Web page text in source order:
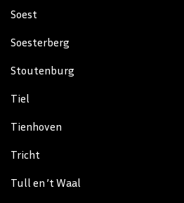
Soest
Soesterberg
Stoutenburg
Tiel
Tienhoven
Tricht
Tull en ’t Waal